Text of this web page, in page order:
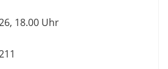
18.00 Uhr